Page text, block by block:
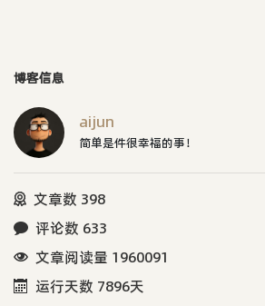
博客信息
aijun
简单是件很幸福的事！
文章数 398
评论数 633
文章阅读量 1960091
运行天数 7896天